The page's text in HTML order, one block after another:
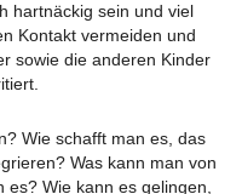
hartnäckig sein und viel
Kontakt vermeiden und
sowie die anderen Kinder
Wie schafft man es, das
Was kann man von
Wie kann es gelingen,